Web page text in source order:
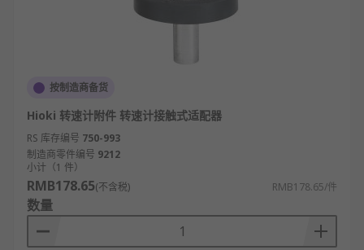
按制造商备货
Hioki 转速计附件 转速计接触式适配器
RS 库存编号 750-993
制造商零件编号 9212
小计（1 件）
RMB178.65(不含税) RMB178.65/件
数量